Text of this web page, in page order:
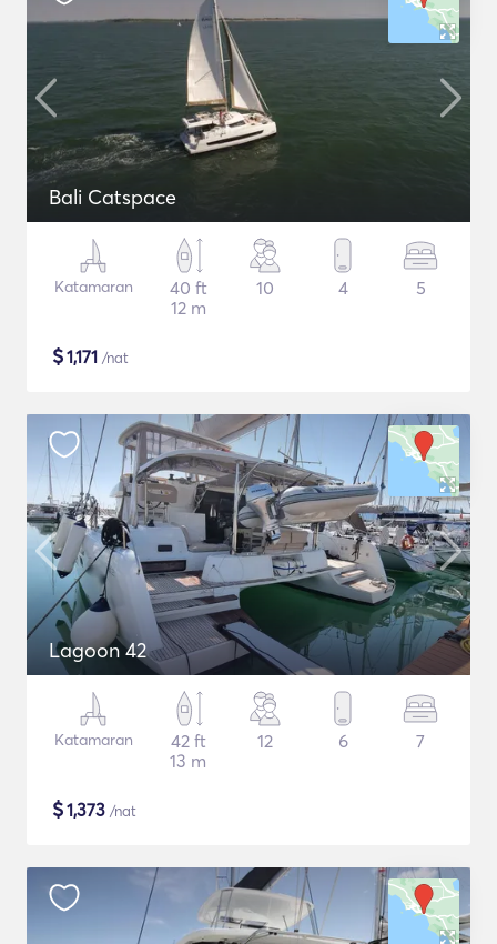
Bali Catspace
Katamaran
40 ft
12 m
10 4 5
$1,171 /nat
Lagoon 42
Katamaran
42 ft
13 m
12 6 7
$1,373 /nat